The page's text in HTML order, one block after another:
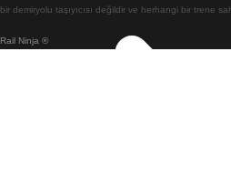
Budapeşte
Busan
Rail Ninja ®
bir demiryolu taşıyıcısı değildir ve herhangi bir trene